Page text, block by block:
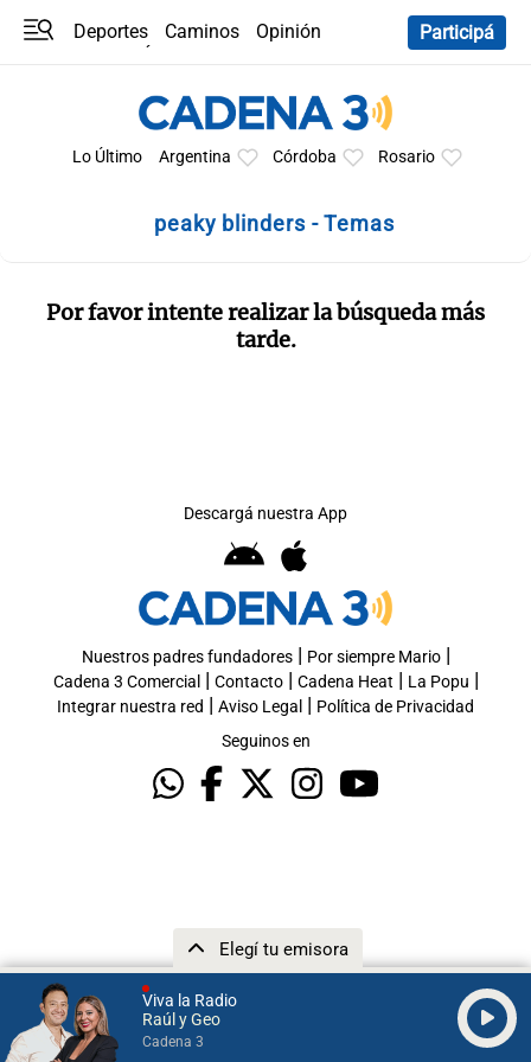
Viva la Radio
Raúl y Geo
Cadena 3
Elegí tu emisora
Deportes Caminos
Opinión
Participá
Lo Último Argentina Córdoba Rosario
peaky blinders - Temas
Por favor intente realizar la búsqueda más
tarde.
Descargá nuestra App
Nuestros padres fundadores| Por siempre Mario|
Cadena 3 Comercial | Contacto| Cadena Heat | La Popu |
Integrar nuestra red | Aviso Legal | Política de Privacidad
Seguinos en